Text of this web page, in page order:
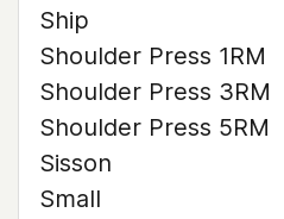
Ship
Shoulder Press 1RM
Shoulder Press 3RM
Shoulder Press 5RM
Sisson
Small